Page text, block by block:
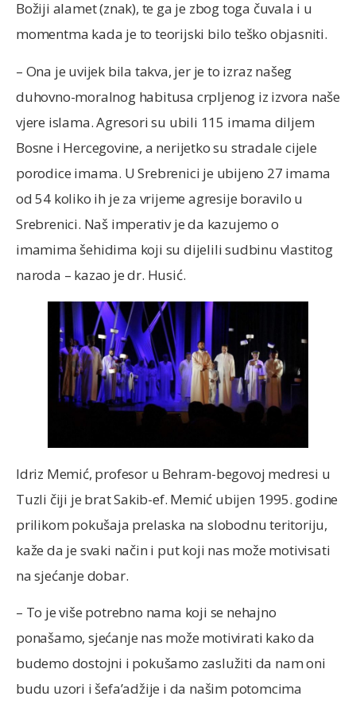
Božiji alamet (znak), te ga je zbog toga čuvala i u
momentma kada je to teorijski bilo teško objasniti.
– Ona je uvijek bila takva, jer je to izraz našeg
duhovno-moralnog habitusa crpljenog iz izvora naše
vjere islama. Agresori su ubili 115 imama diljem
Bosne i Hercegovine, a nerijetko su stradale cijele
porodice imama. U Srebrenici je ubijeno 27 imama
od 54 koliko ih je za vrijeme agresije boravilo u
Srebrenici. Naš imperativ je da kazujemo o
imamima šehidima koji su dijelili sudbinu vlastitog
naroda – kazao je dr. Husić.
Idriz Memić, profesor u Behram-begovoj medresi u
Tuzli čiji je brat Sakib-ef. Memić ubijen 1995. godine
prilikom pokušaja prelaska na slobodnu teritoriju,
kaže da je svaki način i put koji nas može motivisati
na sjećanje dobar.
– To je više potrebno nama koji se nehajno
ponašamo, sjećanje nas može motivirati kako da
budemo dostojni i pokušamo zaslužiti da nam oni
budu uzori i šefa’adžije i da našim potomcima